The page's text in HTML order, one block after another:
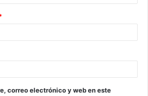
correo electrónico y web en este